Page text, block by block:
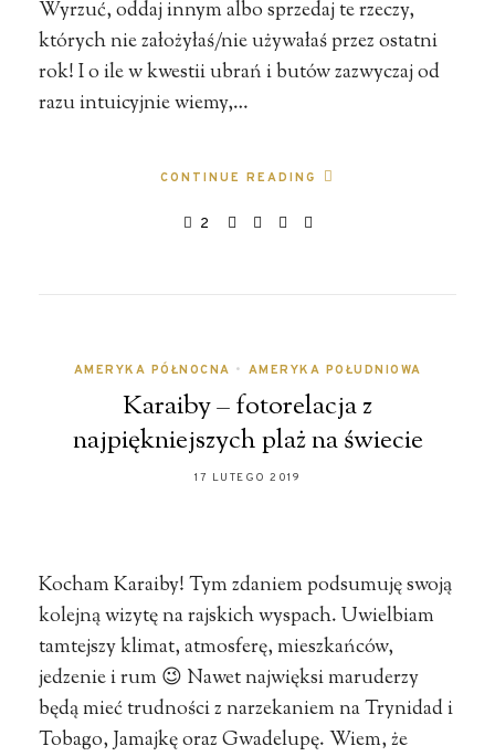
Wyrzuć, oddaj innym albo sprzedaj te rzeczy,
których nie założyłaś/nie używałaś przez ostatni
rok! I o ile w kwestii ubrań i butów zazwyczaj od
razu intuicyjnie wiemy,…
CONTINUE READING
2
AMERYKA PÓŁNOCNA • AMERYKA POŁUDNIOWA
Karaiby – fotorelacja z
najpiękniejszych plaż na świecie
17 LUTEGO 2019
Kocham Karaiby! Tym zdaniem podsumuję swoją
kolejną wizytę na rajskich wyspach. Uwielbiam
tamtejszy klimat, atmosferę, mieszkańców,
jedzenie i rum 😉 Nawet najwięksi maruderzy
będą mieć trudności z narzekaniem na Trynidad i
Tobago, Jamajkę oraz Gwadelupę. Wiem, że